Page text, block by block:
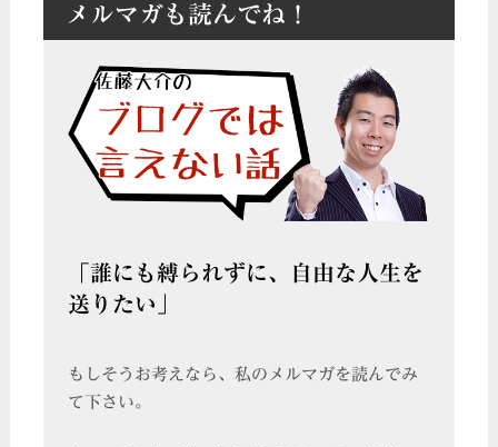
メルマガも読んでね！
「誰にも縛られずに、自由な人生を
送りたい」
もしそうお考えなら、私のメルマガを読んでみ
て下さい。